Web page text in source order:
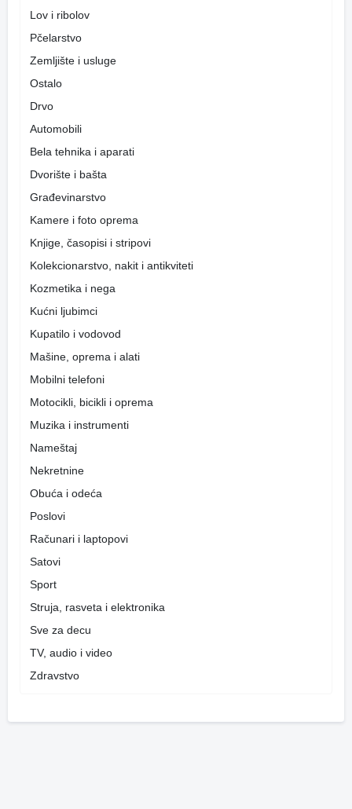
Lov i ribolov
Pčelarstvo
Zemljište i usluge
Ostalo
Drvo
Automobili
Bela tehnika i aparati
Dvorište i bašta
Građevinarstvo
Kamere i foto oprema
Knjige, časopisi i stripovi
Kolekcionarstvo, nakit i antikviteti
Kozmetika i nega
Kućni ljubimci
Kupatilo i vodovod
Mašine, oprema i alati
Mobilni telefoni
Motocikli, bicikli i oprema
Muzika i instrumenti
Nameštaj
Nekretnine
Obuća i odeća
Poslovi
Računari i laptopovi
Satovi
Sport
Struja, rasveta i elektronika
Sve za decu
TV, audio i video
Zdravstvo